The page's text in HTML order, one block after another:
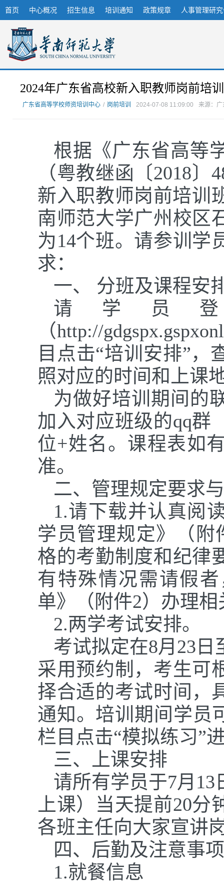
首页 中心概况 招生信息 培训通知 政策规章 人事管理研
2024年广东省高校新入职教师岗前培
广东省高等学校师资培训中心 / 岗前培训 2024-07-08 11:09:00 来源：广
根据《广东省高等
（粤教继函〔2018〕
新入职教师岗前培训
南师范大学广州校区
为14个班。请参训学
求：
一、 分班及课程安
请学员
（http://
目点击“培训安排”，
照对应的时间和上课
为做好培训期间的
加入对应班级的qq群
位+姓名。课程表如
准。
二、管理规定要求
1.请下载并认真阅
学员管理规定》（附
格的考勤制度和纪律
有特殊情况需请假
单》（附件2）办理
2.两学考试安排。
考试拟定在8月23日
采用预约制 ， 考生可
择合适的考试时间 ，
通知。培训期间学员
栏目点击“模拟练习”
三、上课安排
请所有学员于7月 13
上课）当天提前20分
各班主任向大家宣讲
四、后勤及注意事项
1.就餐信息